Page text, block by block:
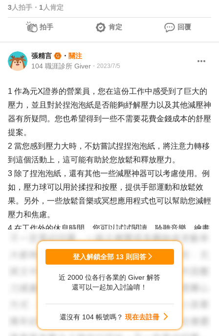
3人拍手 ・ 1 人肯定
拍手 肯定 回覆
張精言 ・ 關注
104 職涯診所 Giver ・ 2023/7/5
1 作為元X證券的營業員，您在這份工作中感受到了巨大的
壓力，並且對於捏泡泡紙是否能夠紓解壓力以及其他減壓神
器有所疑問。您也希望得到一些不需要花費金錢成本的舒壓
提案。
2 當您感到壓力大時，不妨嘗試捏捏泡泡紙，將注意力轉移
到這個活動上，這可能有助於您放鬆和釋放壓力。
3 除了捏泡泡紙，還有其他一些減壓神器可以考慮使用。例
如，壓力球可以用於揉捏和按壓，提供手部運動和放鬆效
果。另外，一些放鬆音樂或冥想應用程式也可以幫助您減輕
壓力和焦慮。
4 在工作外的休息時間，您可以試試閱讀、聆聽音樂、繪畫
或寫日記等活動，這些都是相對低成本的舒壓方法。找到自
己喜歡的嗜好和興趣，讓自己得到一些休息和放鬆的時刻。
5 您也可以尋找支持系統，例如與親友或同事交流，分享您
的壓力和困擾。有時候，與他人分享可以獲得支持和理解，
6 此外，注意休息和睡眠的品質也很重要。確保您有足夠的
睡眠時間，並給自己安排一些休息的空間，讓身心得到充分
登入解鎖全部 13 則回答
近 2000 位各行各業的 Giver 解答
還可以一起加入討論唷！
還沒有 104 帳號嗎？ 現在去註冊